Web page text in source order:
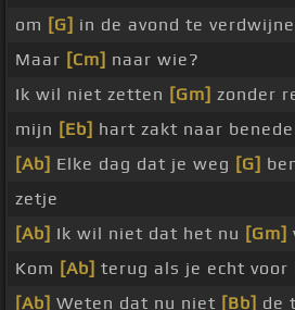
om [G] in de avond te
Maar [Cm] naar wie?
Ik wil niet zetten [Gm] zonder
mijn [Eb] hart zakt naar
[Ab] Elke dag dat je weg [G]
zetje
[Ab] Ik wil niet dat het nu [Gm]
Kom [Ab] terug als je echt voor
[Ab] Weten dat nu niet [Bb] de